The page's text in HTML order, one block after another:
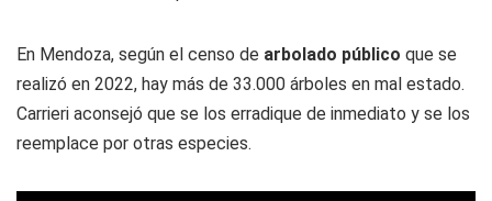
En Mendoza, según el censo de arbolado público que se
realizó en 2022, hay más de 33.000 árboles en mal estado.
Carrieri aconsejó que se los erradique de inmediato y se los
reemplace por otras especies.